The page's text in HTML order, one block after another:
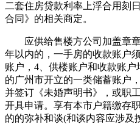
二套住房贷款利率上浮合用刻
合同》的相关商定。
应供给售楼方公司加盖章章
年以内的，一手房的收款账户
账户，4、供楼账户和收款账
的广州市开立的一类储蓄账户
并签订《未婚声明书》，或职
开具申请。享有本市户籍缴存
的的弥补和谈(和谈内容应涉及